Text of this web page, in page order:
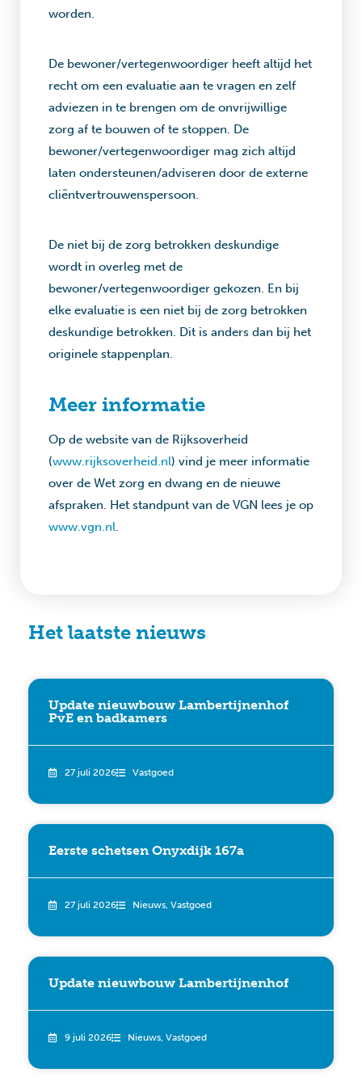
worden.
De bewoner/vertegenwoordiger heeft altijd het
recht om een evaluatie aan te vragen en zelf
adviezen in te brengen om de onvrijwillige
zorg af te bouwen of te stoppen. De
bewoner/vertegenwoordiger mag zich altijd
laten ondersteunen/adviseren door de externe
cliëntvertrouwenspersoon.
De niet bij de zorg betrokken deskundige
wordt in overleg met de
bewoner/vertegenwoordiger gekozen. En bij
elke evaluatie is een niet bij de zorg betrokken
deskundige betrokken. Dit is anders dan bij het
originele stappenplan.
Meer informatie
Op de website van de Rijksoverheid
(www.rijksoverheid.nl) vind je meer informatie
over de Wet zorg en dwang en de nieuwe
afspraken. Het standpunt van de VGN lees je op
www.vgn.nl.
Het laatste nieuws
Update nieuwbouw Lambertijnenhof
PvE en badkamers
27 juli 2026 Vastgoed
Eerste schetsen Onyxdijk 167a
27 juli 2026 Nieuws, Vastgoed
Update nieuwbouw Lambertijnenhof
9 juli 2026 Nieuws, Vastgoed